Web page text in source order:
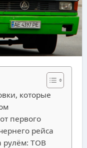
которые
первого
рейса
рулём: ТОВ